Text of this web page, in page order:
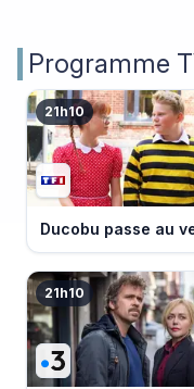
Programme
21h10
Ducobu passe au
21h10